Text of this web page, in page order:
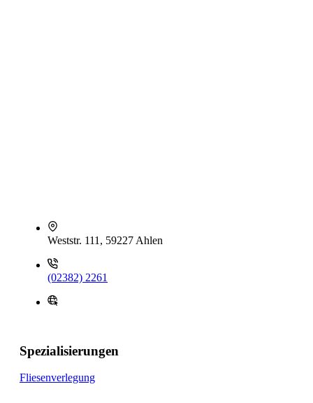
Weststr. 111, 59227 Ahlen
(02382) 2261
Spezialisierungen
Fliesenverlegung